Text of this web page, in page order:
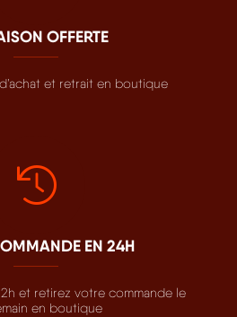
OFFERTE
et retrait en boutique
EN 24H
et retirez votre commande le
en boutique